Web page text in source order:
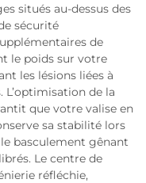
situés au-dessus des
sécurité
de
le poids sur votre
les lésions liées à
L’optimisation de la
que votre valise en
sa stabilité lors
basculement gênant
Le centre de
réfléchie,